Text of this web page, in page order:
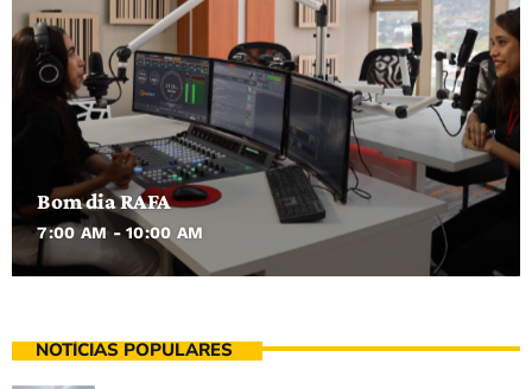
Bom dia RAFA
7:00 AM - 10:00 AM
NOTÍCIAS POPULARES